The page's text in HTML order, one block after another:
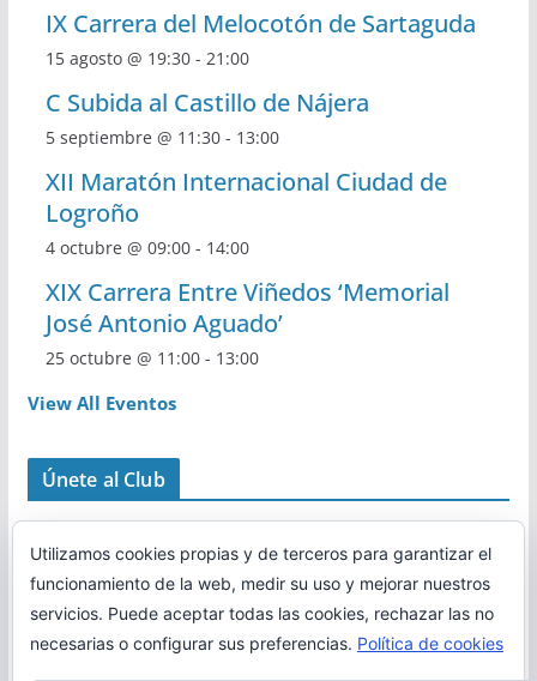
IX Carrera del Melocotón de Sartaguda
15 agosto @ 19:30- 21:00
C Subida al Castillo de Nájera
5 septiembre @ 11:30- 13:00
XII Maratón Internacional Ciudad de
Logroño
4 octubre @ 09:00- 14:00
XIX Carrera Entre Viñedos ‘Memorial
José Antonio Aguado’
25 octubre @ 11:00- 13:00
View All Eventos
Únete al Club
Utilizamos cookies propias y de terceros para garantizar el
funcionamiento de la web, medir su uso y mejorar nuestros
servicios. Puede aceptar todas las cookies, rechazar las no
necesarias o configurar sus preferencias. Política de cookies